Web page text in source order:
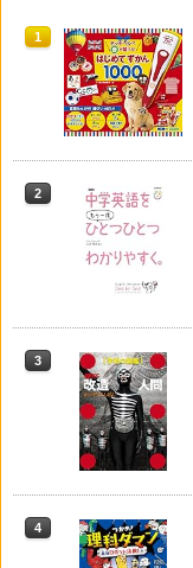
1
2
3
4
1
2
1
2
3
4